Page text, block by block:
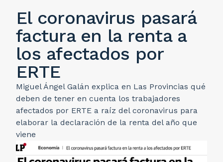
El coronavirus pasará
factura en la renta a
los afectados por
ERTE
Miguel Ángel Galán explica en Las Provincias qué
deben de tener en cuenta los trabajadores
afectados por ERTE a raíz del coronavirus para
elaborar la declaración de la renta del año que
viene